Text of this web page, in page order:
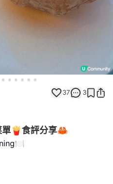
37 3
🍟食評分享🦀